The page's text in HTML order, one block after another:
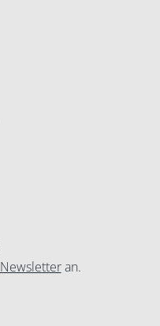
Newsletteran.